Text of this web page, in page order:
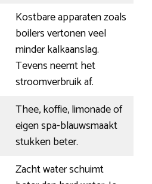
Kostbare apparaten zoals
boilers vertonen veel
minder kalkaanslag.
Tevens neemt het
stroomverbruik af.
Thee, koffie, limonade of
eigen spa-blauwsmaakt
stukken beter.
Zacht water schuimt